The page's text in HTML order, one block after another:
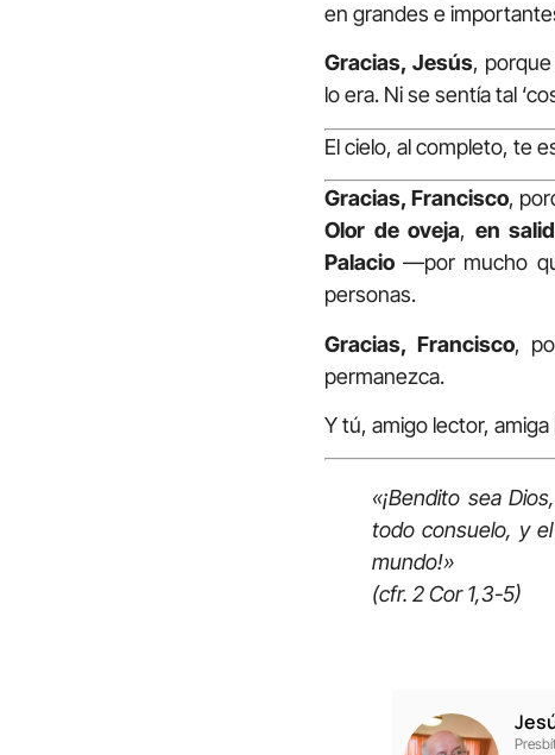
en grandes e
Gracias, Jesús,
lo era. Ni se sentía tal
El cielo, al completo, te
Gracias, Francisco,
Olor de oveja, en
Palacio —por mucho
personas.
Gracias, Francisco,
permanezca.
Y tú, amigo lector,
«¡Bendito sea
todo consuelo, y
mundo!»
(cfr. 2 Cor 1,3-5)